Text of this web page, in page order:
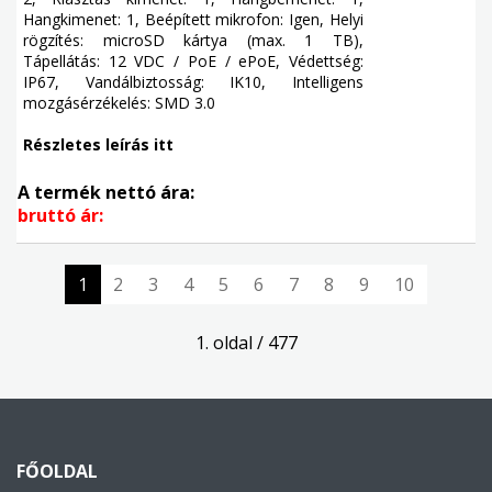
Hangkimenet: 1, Beépített mikrofon: Igen, Helyi
rögzítés: microSD kártya (max. 1 TB),
Tápellátás: 12 VDC / PoE / ePoE, Védettség:
IP67, Vandálbiztosság: IK10, Intelligens
mozgásérzékelés: SMD 3.0
Részletes leírás itt
A termék nettó ára:
bruttó ár:
1 2 3 4 5 6 7 8 9 10
1. oldal / 477
FŐOLDAL